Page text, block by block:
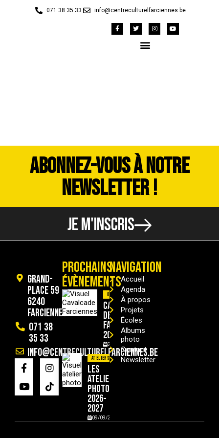
071 38 35 33 info@centreculturelfarciennes.be
ABONNEZ-VOUS À NOTRE
NEWSLETTER !
JE M'INSCRIS
Grand-
Place 59
6240
Farciennes
071 38
35 33
info@centreculturelfarciennes.be
PROCHAINS
ÉVÈNEMENTS
Divers
Cavalcade
de
Farciennes
2026
29/08/2026
Ateliers
Les
ateliers
photo
2026-
2027
09/09/2026
NAVIGATION
Accueil
Agenda
À propos
Projets
Écoles
Albums
photo
Contact
Newsletter